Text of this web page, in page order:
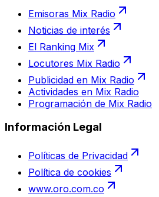
Emisoras Mix Radio
Noticias de interés
El Ranking Mix
Locutores Mix Radio
Publicidad en Mix Radio
Actividades en Mix Radio
Programación de Mix Radio
Información Legal
Políticas de Privacidad
Política de cookies
www.oro.com.co